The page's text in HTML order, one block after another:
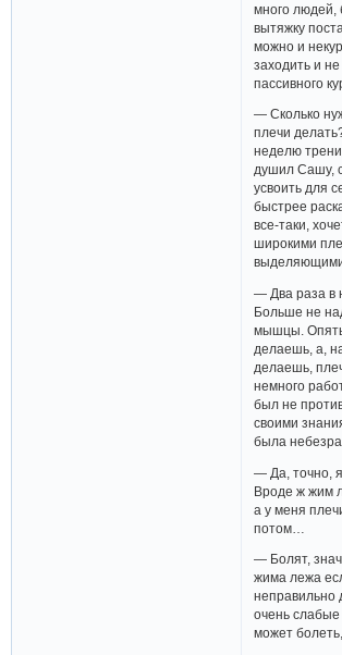
много
вытяжку
можно и
заходить и
пассивного
— Сколько
плечи
неделю
душил Сашу,
усвоить для
быстрее
все-таки,
широкими
— Два раза в
Больше не
мышцы. Опять
делаешь, а,
делаешь,
немного
был не
своими
была
— Да, точно,
Вроде ж жим
а у меня
потом…
— Болят,
жима лежа
неправильно
очень слабые
может